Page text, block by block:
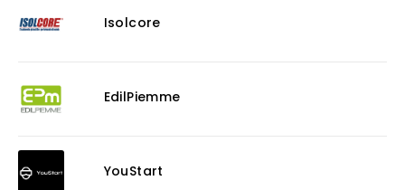
Isolcore
EdilPiemme
YouStart